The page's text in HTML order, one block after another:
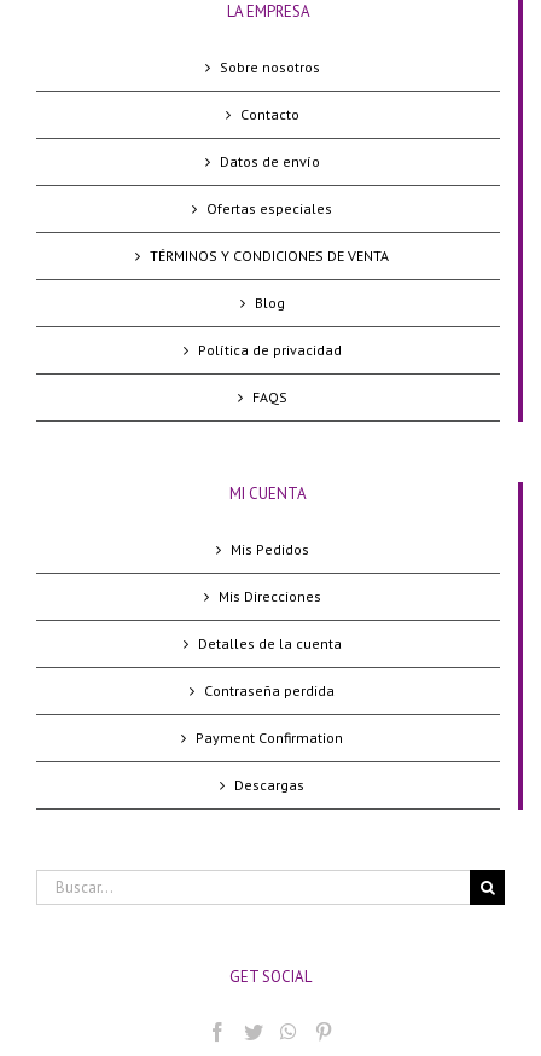
LA EMPRESA
Sobre nosotros
Contacto
Datos de envío
Ofertas especiales
TÉRMINOS Y CONDICIONES DE VENTA
Blog
Política de privacidad
FAQS
MI CUENTA
Mis Pedidos
Mis Direcciones
Detalles de la cuenta
Contraseña perdida
Payment Confirmation
Descargas
Buscar:
GET SOCIAL